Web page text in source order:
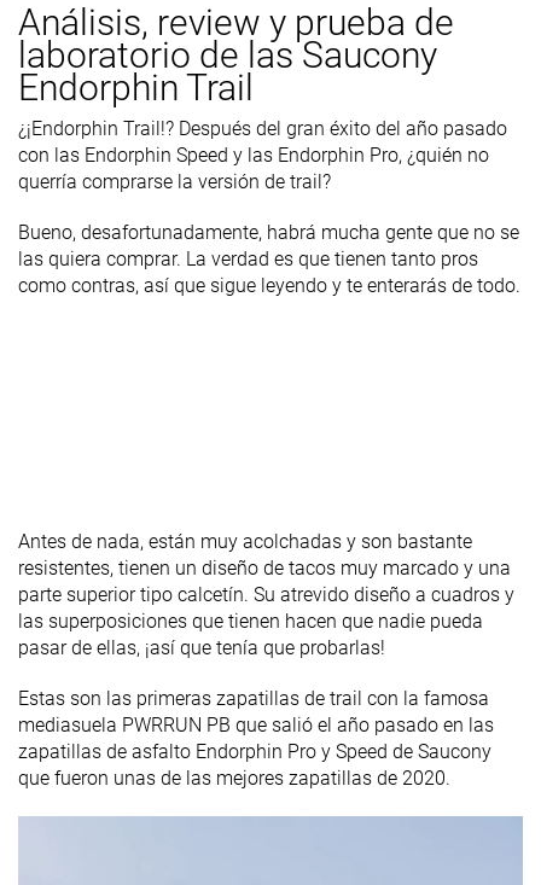
Anchura /
ajuste
Media Media Media
Anchura de la
delantera
-
Flexibilidad - Rígida
Rigidez
torsional
Rígidas Rígidas Rígidas
Rígido Moderado
zona del talón
laboratorio
Altura de la
suela en la
zona del talón
36.5 mm 33.0 mm 42.0 mm
Antepié
laboratorio
Antepié
31.1 mm
32.5 mm
33.1 mm
29.0 mm
33.0 mm
37.0 mm
Análisis, review y prueba de
laboratorio de las Saucony
Endorphin Trail
¿¡Endorphin Trail!? Después del gran éxito del año pasado
con las Endorphin Speed y las Endorphin Pro, ¿quién no
querría comprarse la versión de trail?
Bueno, desafortunadamente, habrá mucha gente que no se
las quiera comprar. La verdad es que tienen tanto pros
como contras, así que sigue leyendo y te enterarás de todo.
Antes de nada, están muy acolchadas y son bastante
resistentes, tienen un diseño de tacos muy marcado y una
parte superior tipo calcetín. Su atrevido diseño a cuadros y
las superposiciones que tienen hacen que nadie pueda
pasar de ellas, ¡así que tenía que probarlas!
Estas son las primeras zapatillas de trail con la famosa
mediasuela PWRRUN PB que salió el año pasado en las
zapatillas de asfalto Endorphin Pro y Speed de Saucony
que fueron unas de las mejores zapatillas de 2020.